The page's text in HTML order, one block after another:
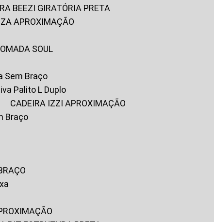
BEEZI GIRATÓRIA PRETA
APROXIMAÇÃO
SOUL
Sem Braço
Palito L Duplo
CADEIRA IZZI APROXIMAÇÃO
Braço